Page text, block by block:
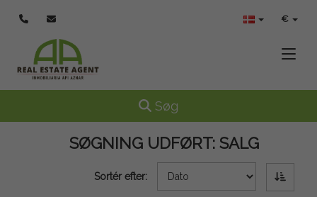
€
Toggle navigation
Søg
SØGNING UDFØRT:SALG
Sortér efter: